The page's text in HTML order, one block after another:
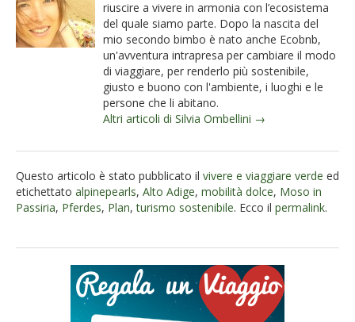
riuscire a vivere in armonia con l’ecosistema
del quale siamo parte. Dopo la nascita del
mio secondo bimbo è nato anche Ecobnb,
un'avventura intrapresa per cambiare il modo
di viaggiare, per renderlo più sostenibile,
giusto e buono con l'ambiente, i luoghi e le
persone che li abitano.
Altri articoli di Silvia Ombellini →
Questo articolo è stato pubblicato il vivere e viaggiare verde ed
etichettato alpinepearls, Alto Adige, mobilità dolce, Moso in
Passiria, Pferdes, Plan,turismo sostenibile. Ecco il permalink.